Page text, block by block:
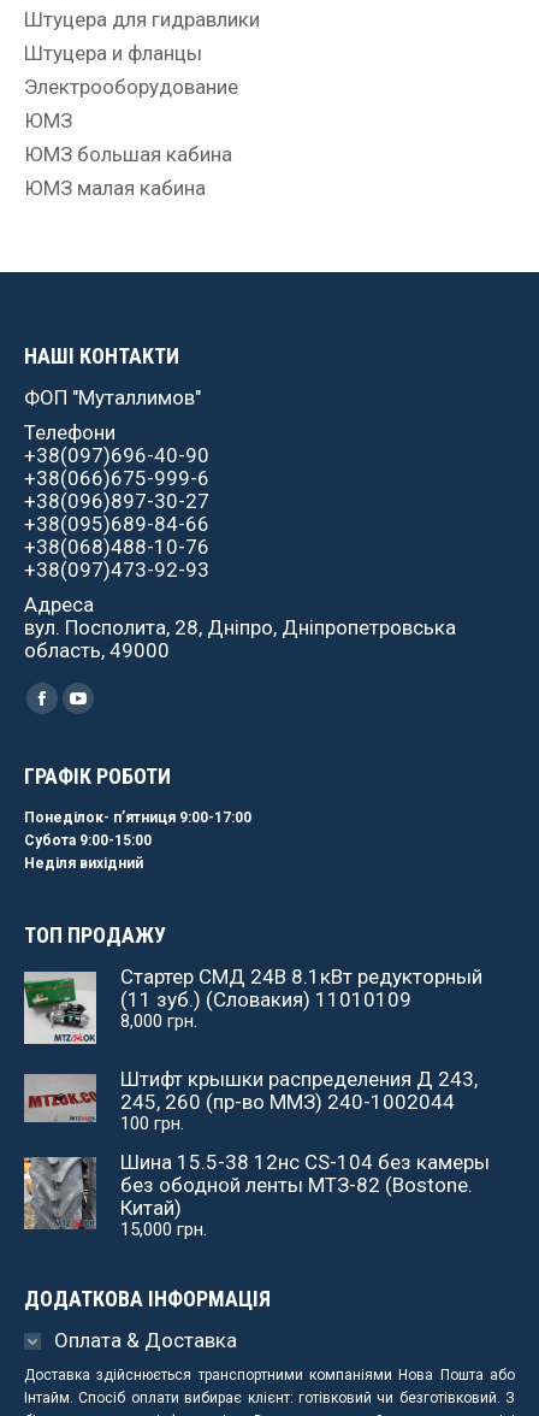
Штуцера для гидравлики
Штуцера и фланцы
Электрооборудование
ЮМЗ
ЮМЗ большая кабина
ЮМЗ малая кабина
НАШІ КОНТАКТИ
ФОП "Муталлимов"
Телефони
+38(097)696-40-90
+38(066)675-999-6
+38(096)897-30-27
+38(095)689-84-66
+38(068)488-10-76
+38(097)473-92-93
Адреса
вул. Посполита, 28, Дніпро, Дніпропетровська
область, 49000
Найдите нас:
Facebook
YouTube
ГРАФІК РОБОТИ
Понеділок- пʼятниця 9:00-17:00
Субота 9:00-15:00
Неділя вихідний
ТОП ПРОДАЖУ
Стартер СМД 24В 8.1кВт редукторный
(11 зуб.) (Словакия) 11010109
8,000 грн.
Штифт крышки распределения Д 243,
245, 260 (пр-во ММЗ) 240-1002044
100 грн.
Шина 15.5-38 12нс СS-104 без камеры
без ободной ленты МТЗ-82 (Bostone.
Китай)
15,000 грн.
ДОДАТКОВА ІНФОРМАЦІЯ
Оплата & Доставка
Доставка здійснюється транспортними компаніями Нова Пошта або
Інтайм. Спосіб оплати вибирає клієнт: готівковий чи безготівковий. З